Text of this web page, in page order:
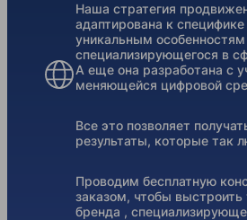
Наша стратегия
адаптирована к
уникальным
специализирующегося в
А еще она разработана с
меняющейся цифровой
Все это позволяет
результаты, которые так
Проводим бесплатную
заказом, чтобы
бренда ,